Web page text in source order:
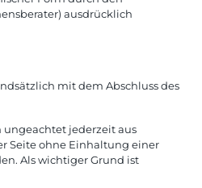
ausdrücklich
mit dem Abschluss des
ungeachtet jederzeit aus
Seite ohne Einhaltung einer
Als wichtiger Grund ist